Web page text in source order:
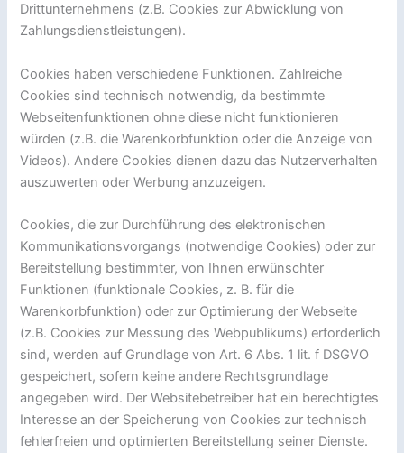
Drittunternehmens (z.B. Cookies zur Abwicklung von
Zahlungsdienstleistungen).
Cookies haben verschiedene Funktionen. Zahlreiche
Cookies sind technisch notwendig, da bestimmte
Webseitenfunktionen ohne diese nicht funktionieren
würden (z.B. die Warenkorbfunktion oder die Anzeige von
Videos). Andere Cookies dienen dazu das Nutzerverhalten
auszuwerten oder Werbung anzuzeigen.
Cookies, die zur Durchführung des elektronischen
Kommunikationsvorgangs (notwendige Cookies) oder zur
Bereitstellung bestimmter, von Ihnen erwünschter
Funktionen (funktionale Cookies, z. B. für die
Warenkorbfunktion) oder zur Optimierung der Webseite
(z.B. Cookies zur Messung des Webpublikums) erforderlich
sind, werden auf Grundlage von Art. 6 Abs. 1 lit. f DSGVO
gespeichert, sofern keine andere Rechtsgrundlage
angegeben wird. Der Websitebetreiber hat ein berechtigtes
Interesse an der Speicherung von Cookies zur technisch
fehlerfreien und optimierten Bereitstellung seiner Dienste.